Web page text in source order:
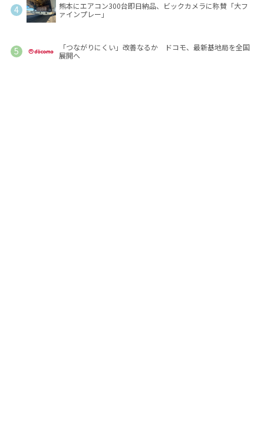
熊本にエアコン300台即日納品、ビックカメラに称賛「大フ
ァインプレー」
「つながりにくい」改善なるか ドコモ、最新基地局を全国
展開へ